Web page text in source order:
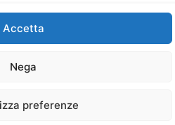
Accetta
Nega
preferenze